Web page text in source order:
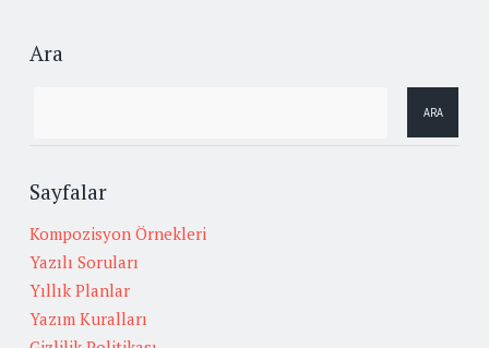
Ara
Sayfalar
Kompozisyon Örnekleri
Yazılı Soruları
Yıllık Planlar
Yazım Kuralları